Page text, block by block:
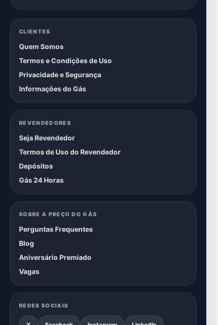
CLIENTES
Quem Somos
Termos e Condições de Uso
Privacidade e Segurança
Informações do Gás
REVENDEDORES
Seja Revendedor
Termos de Uso do Revendedor
Depósitos
Gás 24 Horas
SOBRE A PREÇO DO GÁS
Perguntas Frequentes
Blog
Aniversário Premiado
Vagas
REDES SOCIAIS